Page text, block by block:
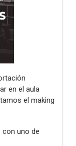
en el aula
el making
con uno de